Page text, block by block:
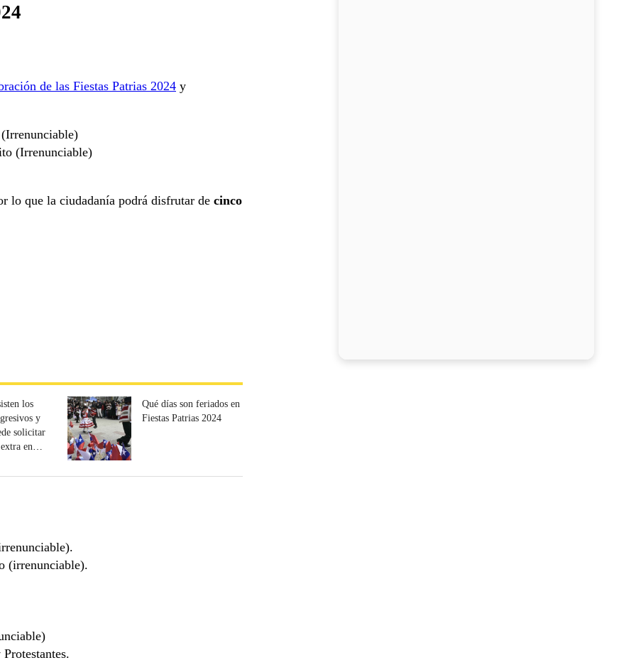
de las Fiestas Patrias 2024 y
(Irrenunciable)
lo que la ciudadanía podrá disfrutar de cinco
los
y
solicitar
en
Qué días son feriados en
Fiestas Patrias 2024
(irrenunciable).